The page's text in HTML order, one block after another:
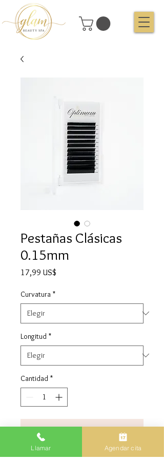
Pestañas Clásicas
0.15mm
17,99 US$
Curvatura *
Longitud *
Cantidad *
Agregar al carrito
Realizar compra
Llamar Agendar cita